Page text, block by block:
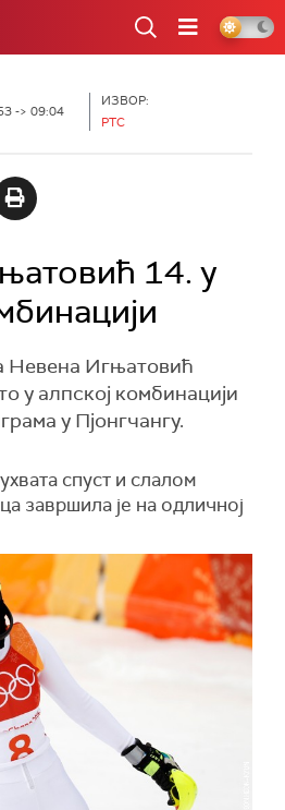
-> 09:04
ИЗВОР:
РТС
14. у
Невена Игњатовић
у алпској комбинацији
у Пјонгчангу.
спуст и слалом
завршила је на одличној